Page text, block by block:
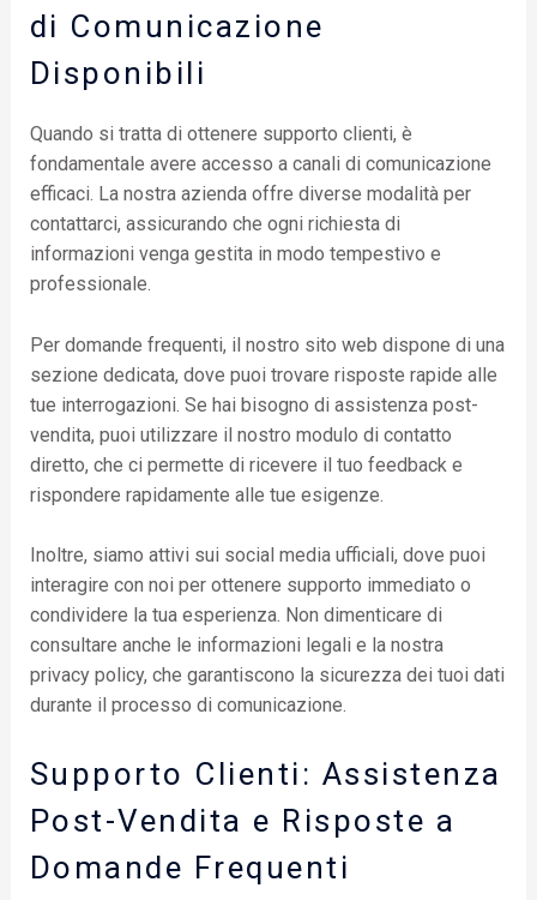
di Comunicazione
Disponibili
Quando si tratta di ottenere supporto clienti, è
fondamentale avere accesso a canali di comunicazione
efficaci. La nostra azienda offre diverse modalità per
contattarci, assicurando che ogni richiesta di
informazioni venga gestita in modo tempestivo e
professionale.
Per domande frequenti, il nostro sito web dispone di una
sezione dedicata, dove puoi trovare risposte rapide alle
tue interrogazioni. Se hai bisogno di assistenza post-
vendita, puoi utilizzare il nostro modulo di contatto
diretto, che ci permette di ricevere il tuo feedback e
rispondere rapidamente alle tue esigenze.
Inoltre, siamo attivi sui social media ufficiali, dove puoi
interagire con noi per ottenere supporto immediato o
condividere la tua esperienza. Non dimenticare di
consultare anche le informazioni legali e la nostra
privacy policy, che garantiscono la sicurezza dei tuoi dati
durante il processo di comunicazione.
Supporto Clienti: Assistenza
Post-Vendita e Risposte a
Domande Frequenti